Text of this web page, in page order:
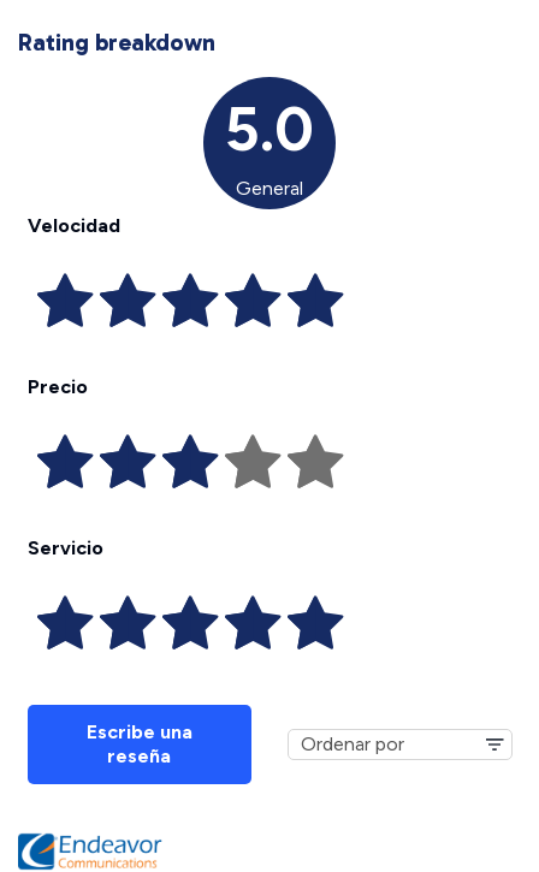
Rating breakdown
5.0
General
Velocidad
Precio
Servicio
Escribe una
reseña